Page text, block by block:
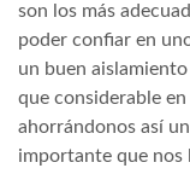
son los más
poder confiar en
un buen
que considerable
ahorrándonos así
importante que nos